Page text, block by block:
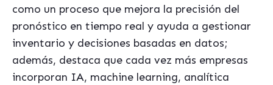
como un proceso que mejora la precisión del
pronóstico en tiempo real y ayuda a gestionar
inventario y decisiones basadas en datos;
además, destaca que cada vez más empresas
incorporan IA, machine learning, analítica